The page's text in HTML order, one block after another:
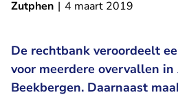
Zutphen | 4 maart 2019
De rechtbank veroordeelt
voor meerdere overvallen
Beekbergen. Daarnaast